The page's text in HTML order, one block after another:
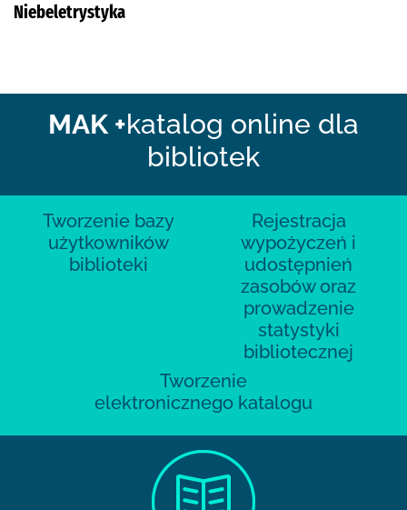
Niebeletrystyka
MAK +katalog online dla
bibliotek
Tworzenie bazy
użytkowników
biblioteki
Rejestracja
wypożyczeń i
udostępnień
zasobów oraz
prowadzenie
statystyki
bibliotecznej
Tworzenie
elektronicznego katalogu